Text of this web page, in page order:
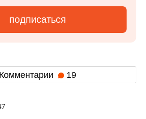
подписаться
Комментарии 19